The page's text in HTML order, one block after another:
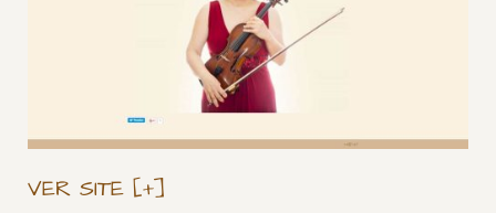
VER SITE [+]